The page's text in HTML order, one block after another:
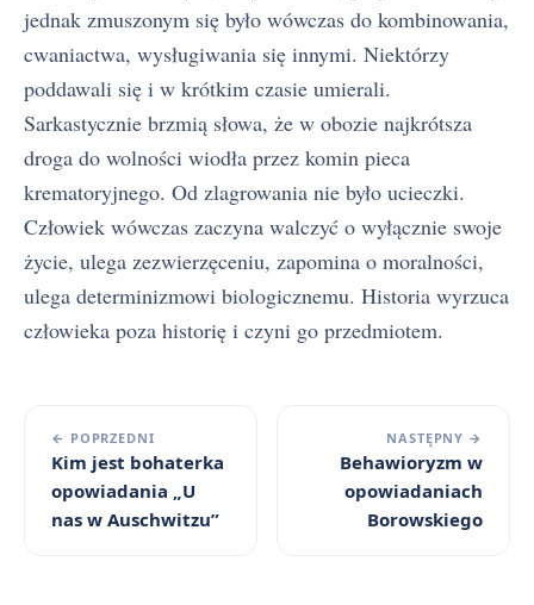
jednak zmuszonym się było wówczas do kombinowania,
cwaniactwa, wysługiwania się innymi. Niektórzy
poddawali się i w krótkim czasie umierali.
Sarkastycznie brzmią słowa, że w obozie najkrótsza
droga do wolności wiodła przez komin pieca
krematoryjnego. Od zlagrowania nie było ucieczki.
Człowiek wówczas zaczyna walczyć o wyłącznie swoje
życie, ulega zezwierzęceniu, zapomina o moralności,
ulega determinizmowi biologicznemu. Historia wyrzuca
człowieka poza historię i czyni go przedmiotem.
← POPRZEDNI
Kim jest bohaterka
opowiadania „U
nas w Auschwitzu”
NASTĘPNY →
Behawioryzm w
opowiadaniach
Borowskiego